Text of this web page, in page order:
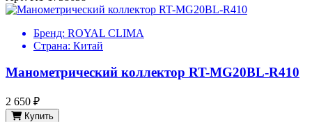
Бренд: ROYAL CLIMA
Страна: Китай
Манометрический коллектор RT-MG20BL-R410
2 650 ₽
Купить